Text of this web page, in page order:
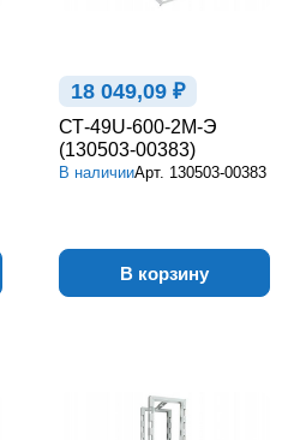
18 049,09 ₽
СТ-49U-600-2М-Э
(130503-00383)
В наличииАрт. 130503-00383
В корзину